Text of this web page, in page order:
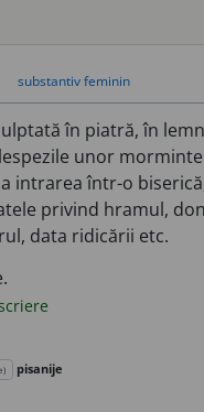
substantiv feminin
în piatră, în
unor
intrarea într-o
privind hramul,
data ridicării etc.
pisanije